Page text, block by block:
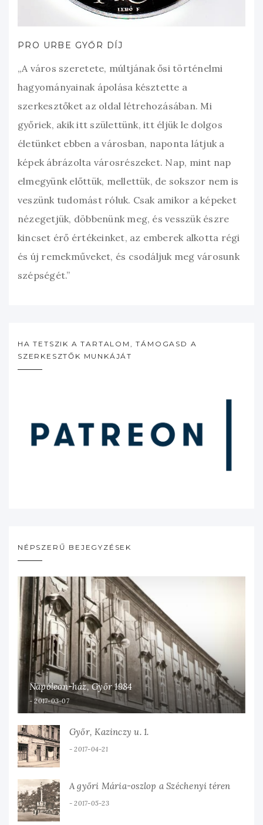
PRO URBE GYŐR DÍJ
„A város szeretete, múltjának ősi történelmi
hagyományainak ápolása késztette a
szerkesztőket az oldal létrehozásában. Mi
győriek, akik itt születtünk, itt éljük le dolgos
életünket ebben a városban, naponta látjuk a
képek ábrázolta városrészeket. Nap, mint nap
elmegyünk előttük, mellettük, de sokszor nem is
veszünk tudomást róluk. Csak amikor a képeket
nézegetjük, döbbenünk meg, és vesszük észre
kincset érő értékeinket, az emberek alkotta régi
és új remekműveket, és csodáljuk meg városunk
szépségét.”
HA TETSZIK A TARTALOM, TÁMOGASD A
SZERKESZTŐK MUNKÁJÁT
NÉPSZERŰ BEJEGYZÉSEK
Napóleon-ház, Győr 1984
2017-03-07
Győr, Kazinczy u. 1.
2017-04-21
A győri Mária-oszlop a Széchenyi téren
2017-05-23